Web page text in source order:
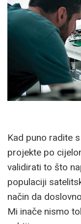
Kad puno radite
projekte po
validirati to što
populaciji
način da
Mi inače nismo